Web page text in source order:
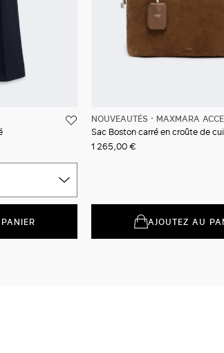
NOUVEAUTÉS
MAXMARA
Sac Boston carré en croûte de
1 265,00 €
AJOUTEZ AU